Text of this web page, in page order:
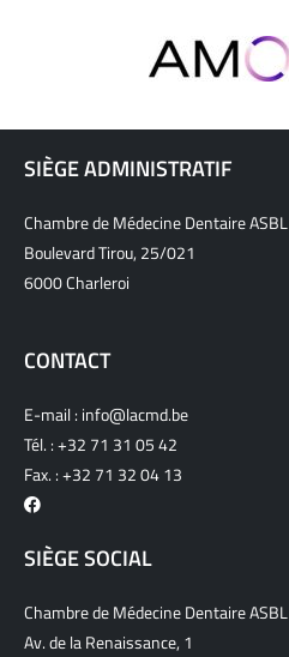
SIÈGE ADMINISTRATIF
Chambre de Médecine Dentaire ASBL
Boulevard Tirou, 25/021
6000 Charleroi
CONTACT
E-mail : info@lacmd.be
Tél. :+32 71 31 05 42
Fax. : +32 71 32 04 13
SIÈGE SOCIAL
Chambre de Médecine Dentaire ASBL
Av. de la Renaissance, 1